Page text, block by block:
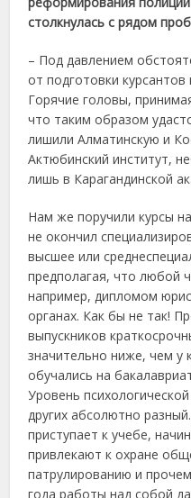
столкнулась с рядом
– Под давлением
от подготовки
Горячие головы,
что таким образом
лишили Алматинскую и
Актюбинский институт,
лишь в Карагандинской
Нам же поручили курсы
не окончил
высшее или
предполагая, что любой
например, дипломом
органах. Как бы не так!
выпускников
значительно ниже, чем у
обучались на
Уровень
других абсолютно
приступает к учебе,
привлекают к охране
патрулированию и
года работы над собой